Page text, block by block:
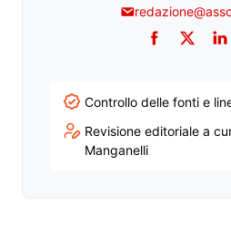
Facebook
Twitter
Controllo delle fonti e
Revisione editoriale a
Manganelli